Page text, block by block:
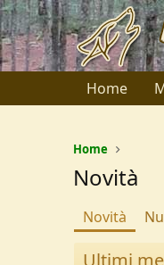
Home
Home
Novità
Novità
Ultimi